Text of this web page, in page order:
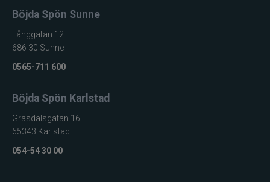
Drennan
Eastfields Lures
Böjda Spön Sunne
Långgatan 12
686 30 Sunne
0565-711 600
Böjda Spön Karlstad
Gräsdalsgatan 16
65343 Karlstad
054-54 30 00